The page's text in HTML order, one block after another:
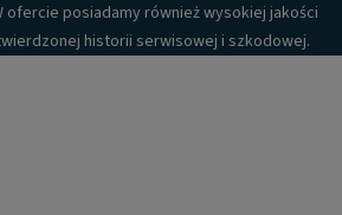
ofercie posiadamy również wysokiej jakości
historii serwisowej i szkodowej.